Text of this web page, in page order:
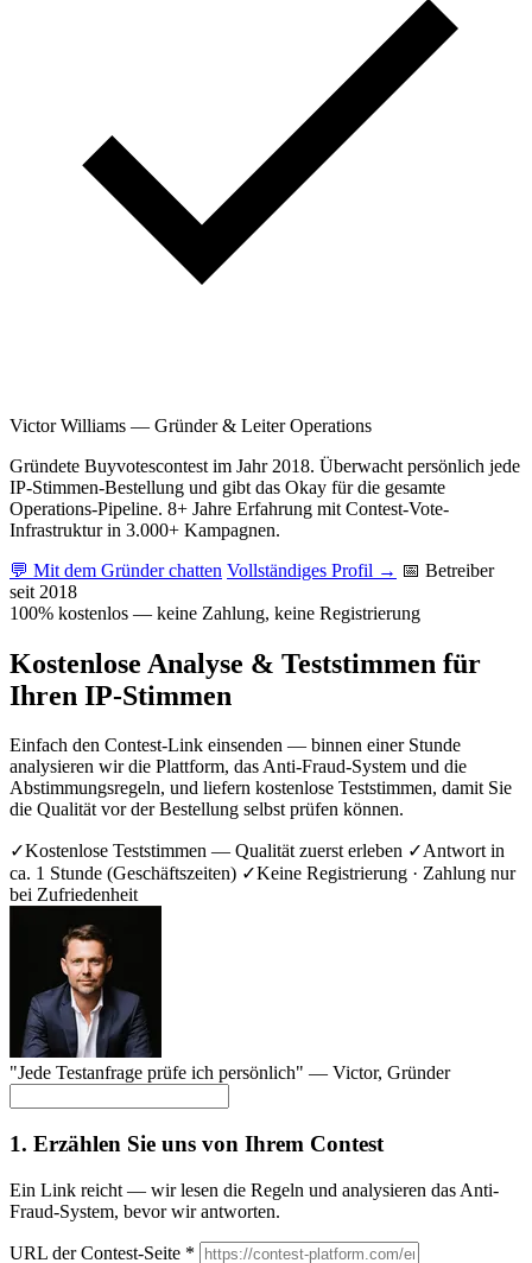
Victor Williams — Gründer & Leiter Operations
Gründete Buyvotescontest im Jahr 2018. Überwacht persönlich jede
IP-Stimmen-Bestellung und gibt das Okay für die gesamte
Operations-Pipeline. 8+ Jahre Erfahrung mit Contest-Vote-
Infrastruktur in 3.000+ Kampagnen.
💬 Mit dem Gründer chatten Vollständiges Profil → 📅 Betreiber
seit 2018
100% kostenlos — keine Zahlung, keine Registrierung
Kostenlose Analyse & Teststimmen für
Ihren IP-Stimmen
Einfach den Contest-Link einsenden — binnen einer Stunde
analysieren wir die Plattform, das Anti-Fraud-System und die
Abstimmungsregeln, und liefern kostenlose Teststimmen, damit Sie
die Qualität vor der Bestellung selbst prüfen können.
✓Kostenlose Teststimmen — Qualität zuerst erleben ✓Antwort in
ca. 1 Stunde (Geschäftszeiten) ✓Keine Registrierung · Zahlung nur
bei Zufriedenheit
"Jede Testanfrage prüfe ich persönlich" — Victor, Gründer
1. Erzählen Sie uns von Ihrem Contest
Ein Link reicht — wir lesen die Regeln und analysieren das Anti-
Fraud-System, bevor wir antworten.
URL der Contest-Seite *